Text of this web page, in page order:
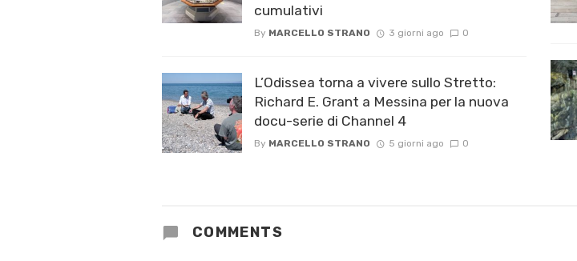
cumulativi
By MARCELLO STRANO 3 giorni ago 0
L’Odissea torna a vivere sullo Stretto:
Richard E. Grant a Messina per la nuova
docu-serie di Channel 4
By MARCELLO STRANO 5 giorni ago 0
COMMENTS